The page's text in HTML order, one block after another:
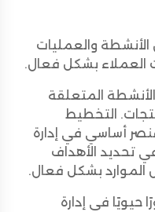
والعمليات
العملاء بشكل فعال.
المتعلقة
التخطيط
أساسي في إدارة
تحديد الأهداف
بشكل فعال.
حيويًا في إدارة